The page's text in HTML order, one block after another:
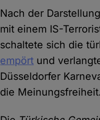
Nach der
mit einem IS-
schaltete sich die
empört und
Düsseldorfer
die Meinungsfreiheit.